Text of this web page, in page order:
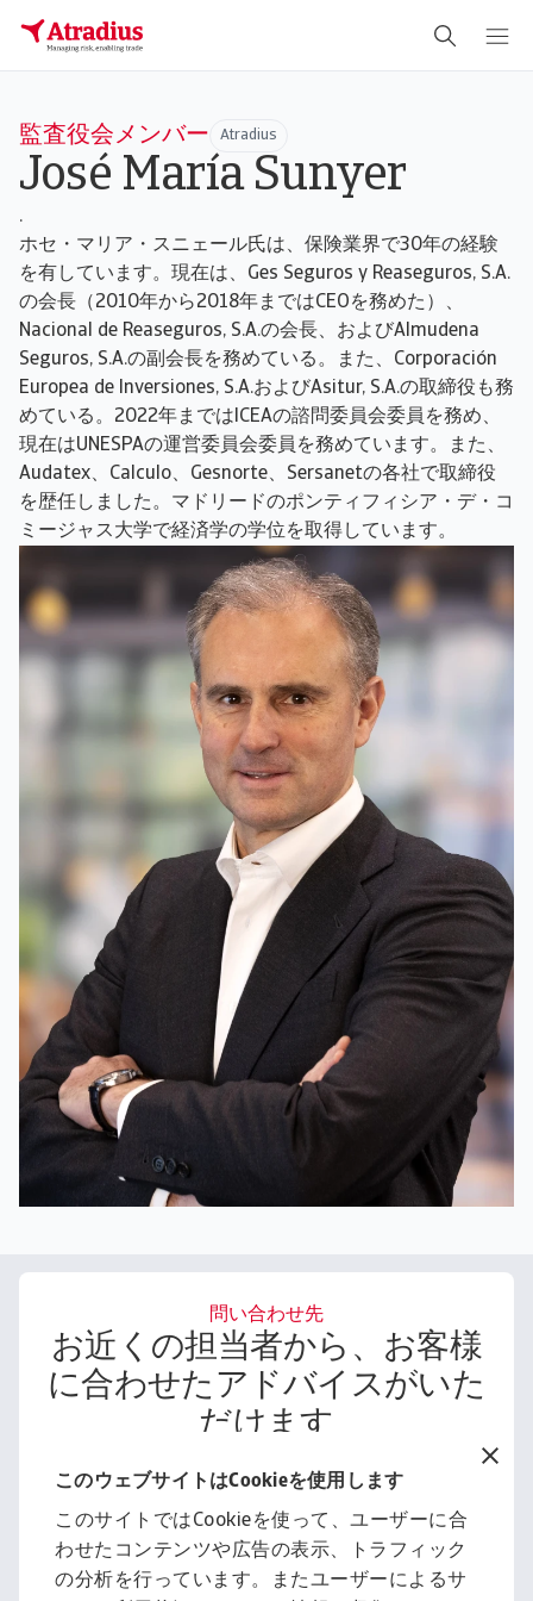
このウェブサイトはCookieを使用します
このサイトではCookieを使って、ユーザーに合
わせたコンテンツや広告の表示、トラフィック
の分析を行っています。またユーザーによるサ
監査役会メンバー Atradius
José María Sunyer
.
ホセ・マリア・スニェール氏は、保険業界で30年の経験
を有しています。現在は、Ges Seguros y Reaseguros, S.A.
の会長（2010年から2018年まではCEOを務めた）、
Nacional de Reaseguros, S.A.の会長、およびAlmudena
Seguros, S.A.の副会長を務めている。また、Corporación
Europea de Inversiones, S.A.およびAsitur, S.A.の取締役も務
めている。2022年まではICEAの諮問委員会委員を務め、
現在はUNESPAの運営委員会委員を務めています。また、
Audatex、Calculo、Gesnorte、Sersanetの各社で取締役
を歴任しました。マドリードのポンティフィシア・デ・コ
ミージャス大学で経済学の学位を取得しています。
問い合わせ先
お近くの担当者から、お客様
に合わせたアドバイスがいた
だけます
ご連絡ください
レポート・参考情報